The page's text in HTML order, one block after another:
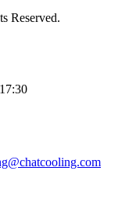
Reserved.